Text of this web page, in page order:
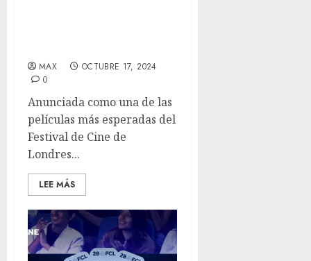
MAX
OCTUBRE 17, 2024
0
Anunciada como una de las
películas más esperadas del
Festival de Cine de
Londres...
LEE MÁS